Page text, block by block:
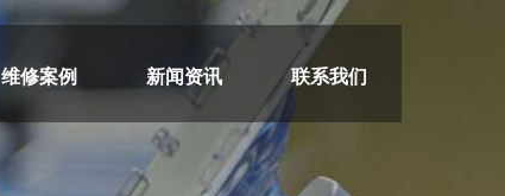
维修案例 新闻资讯 联系我们